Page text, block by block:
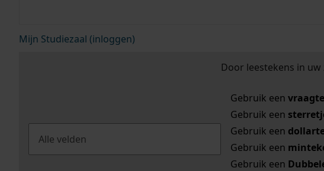
Mijn Studiezaal (inloggen)
Door leestekens in
Gebruik een
Gebruik een
Gebruik een
Gebruik een
Gebruik een